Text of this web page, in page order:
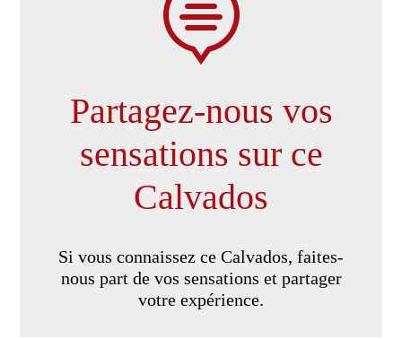

Partagez-nous vos
sensations sur ce
Calvados
Si vous connaissez ce Calvados, faites-
nous part de vos sensations et partager
votre expérience.